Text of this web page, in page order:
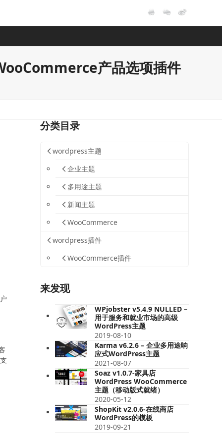
产品选项插件
分类目录
wordpress主题
企业主题
多用途主题
新闻主题
WooCommerce
wordpress插件
WooCommerce插件
来发现
WPjobster v5.4.9 NULLED –
用于服务和就业市场的高级
WordPress主题
2019-08-10
Karma v6.2.6 – 企业多用途响
应式WordPress主题
2021-08-07
Soaz v1.0.7-家具店
WordPress WooCommerce
主题（移动版式就绪）
2020-05-12
ShopKit v2.0.6-在线商店
WordPress的模板
2019-09-21